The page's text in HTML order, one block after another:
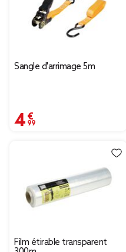
Sangle d'arrimage 5m
4,99 €
Film étirable transparent